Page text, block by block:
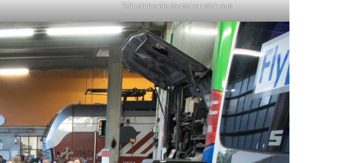
Teilnehmende tauschen sich aus